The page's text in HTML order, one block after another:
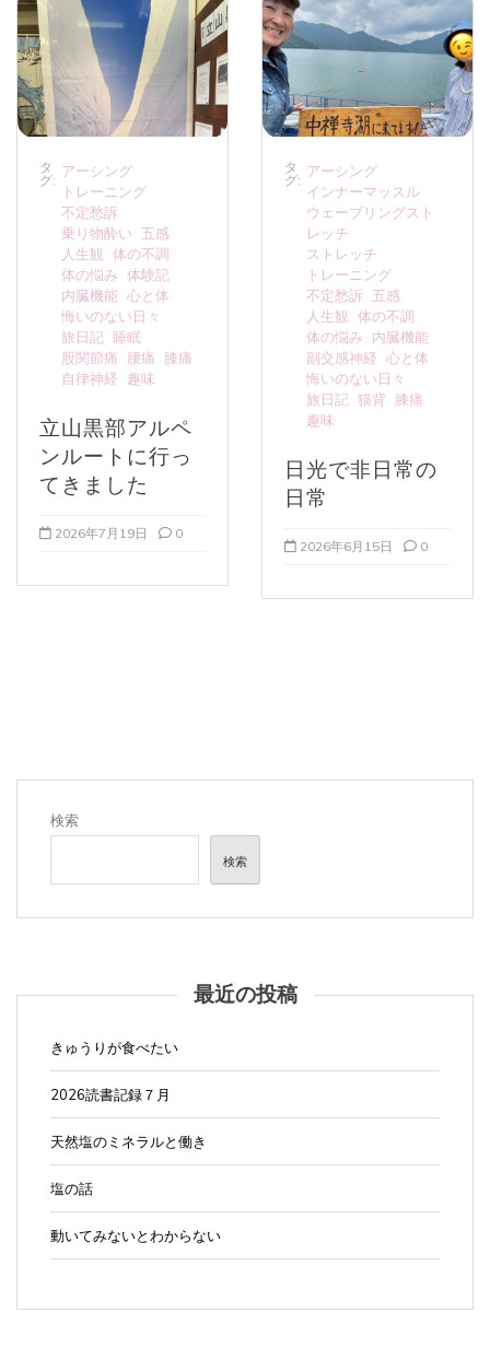
タ
グ:
アーシング
トレーニング
不定愁訴
乗り物酔い
五感
人生観 体の不調
体の悩み 体験記
内臓機能 心と体
悔いのない日々
旅日記 睡眠
股関節痛
腰痛
膝痛
自律神経
趣味
立山黒部アルペ
ンルートに行っ
てきました
2026年7月19日 0
タ
グ:
アーシング
インナーマッスル
ウェーブリングスト
レッチ
ストレッチ
トレーニング
不定愁訴
五感
人生観 体の不調
体の悩み
内臓機能
副交感神経 心と体
悔いのない日々
旅日記 猫背 膝痛
趣味
日光で非日常の
日常
2026年6月15日 0
検索
検索
最近の投稿
きゅうりが食べたい
2026読書記録７月
天然塩のミネラルと働き
塩の話
動いてみないとわからない